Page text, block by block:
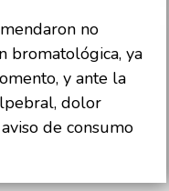
no
bromatológica, ya
y ante la
dolor
de consumo